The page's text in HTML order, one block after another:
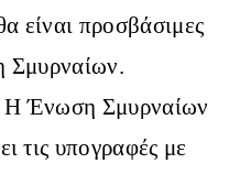
είναι προσβάσιμες
Σμυρναίων.
Η Ένωση Σμυρναίων
τις υπογραφές με